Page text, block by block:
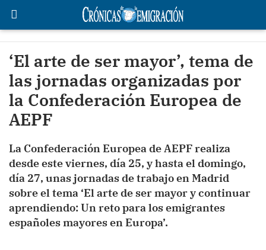
‘El arte de ser mayor’, tema de
las jornadas organizadas por
la Confederación Europea de
AEPF
La Confederación Europea de AEPF realiza
desde este viernes, día 25, y hasta el domingo,
día 27, unas jornadas de trabajo en Madrid
sobre el tema ‘El arte de ser mayor y continuar
aprendiendo: Un reto para los emigrantes
españoles mayores en Europa’.